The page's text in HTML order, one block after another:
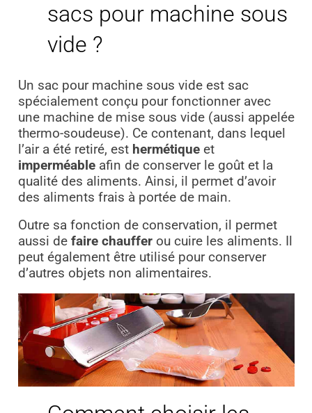
sacs pour machine sous
vide ?
Un sac pour machine sous vide est sac
spécialement conçu pour fonctionner avec
une machine de mise sous vide (aussi appelée
thermo-soudeuse). Ce contenant, dans lequel
l’air a été retiré, est hermétiqueet
imperméableafin de conserver le goût et la
qualité des aliments. Ainsi, il permet d’avoir
des aliments frais à portée de main.
Outre sa fonction de conservation, il permet
aussi de faire chaufferou cuire les aliments. Il
peut également être utilisé pour conserver
d’autres objets non alimentaires.